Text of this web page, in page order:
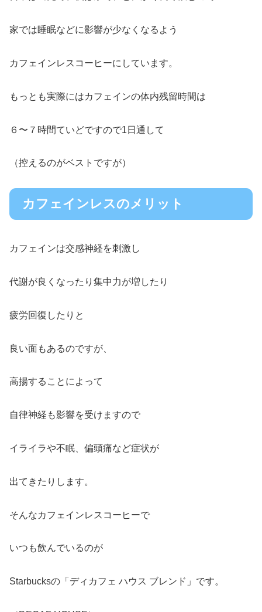
家では睡眠などに影響が少なくなるよう
カフェインレスコーヒーにしています。
もっとも実際にはカフェインの体内残留時間は
６〜７時間ていどですので1日通して
（控えるのがベストですが）
カフェインレスのメリット
カフェインは交感神経を刺激し
代謝が良くなったり集中力が増したり
疲労回復したりと
良い面もあるのですが、
高揚することによって
自律神経も影響を受けますので
イライラや不眠、偏頭痛など症状が
出てきたりします。
そんなカフェインレスコーヒーで
いつも飲んでいるのが
Starbucksの「ディカフェ ハウス ブレンド」です。